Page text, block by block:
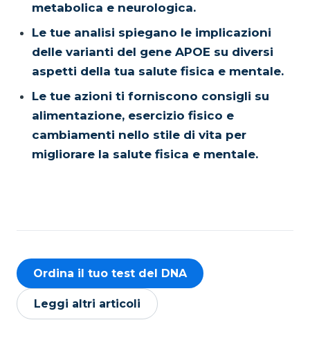
metabolica e neurologica.
Le tue analisi spiegano le implicazioni
delle varianti del gene APOE su diversi
aspetti della tua salute fisica e mentale.
Le tue azioni ti forniscono consigli su
alimentazione, esercizio fisico e
cambiamenti nello stile di vita per
migliorare la salute fisica e mentale.
Ordina il tuo test del DNA
Leggi altri articoli